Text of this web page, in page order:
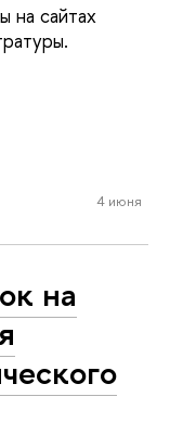
на сайтах
4 июня
на